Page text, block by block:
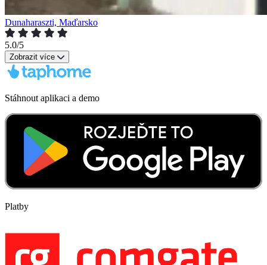
Dunaharaszti, Maďarsko
5.0/5
Zobrazit více
Stáhnout aplikaci a demo
Platby